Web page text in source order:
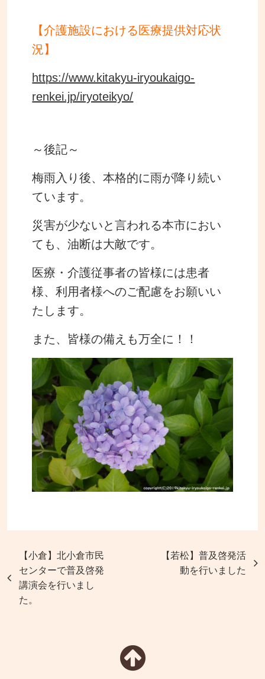
【介護施設における医療提供対応状
況】
https://www.kitakyu-iryoukaigo-
renkei.jp/iryoteikyo/
～後記～
梅雨入り後、本格的に雨が降り続い
ています。
災害が少ないと言われる本市におい
ても、油断は大敵です。
医療・介護従事者の皆様には患者
様、利用者様へのご配慮をお願いい
たします。
また、皆様の備えも万全に！！
【小倉】北小倉市民
センターで普及啓発
講演会を行いまし
た。
【若松】普及啓発活
動を行いました